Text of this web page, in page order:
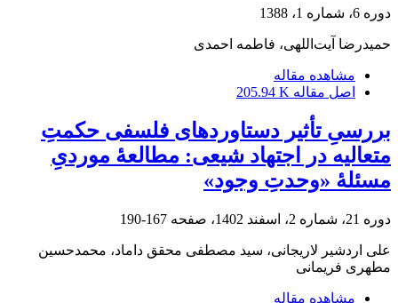
دوره 6، شماره 1، 1388
حمیدرضا آیت‌اللهی، فاطمه احمدی
مشاهده مقاله
اصل مقاله 205.94 K
بررسیِ تأثیر دستاوردهای فلسفی حکمتِ
متعالیه در اجتهاد شیعی: مطالعۀ موردیِ
مسئلۀ «وحدتِ وجود»
دوره 21، شماره 2، اسفند 1402، صفحه 167-190
علی اردشیر لاریجانی، سید مصطفی محقق داماد، محمدحسین
مطهری فریمانی
مشاهده مقاله